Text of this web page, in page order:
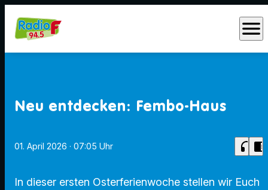
menu
Neu entdecken: Fembo-Haus
01. April 2026 · 07:05 Uhr headphones chrome_reader_mode
In dieser ersten Osterferienwoche stellen wir Euch